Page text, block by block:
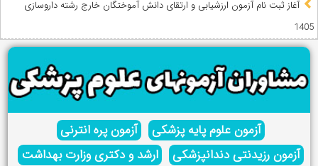
آغاز ثبت نام آزمون‌ ارزشیابی و ارتقای دانش آموختگان خارج رشته داروسازی
1405
آزمون علوم پایه پزشکی
آزمون پره انترنی
آزمون رزیدنتی دندانپزشکی
ارشد و دکتری وزارت بهداشت